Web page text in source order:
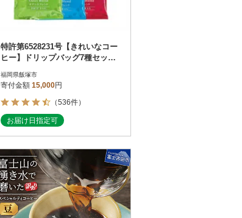
特許第6528231号【きれいなコー
ヒー】ドリップバッグ7種セット
福岡県飯塚市
寄付金額 15,000円
（536件）
お届け日指定可